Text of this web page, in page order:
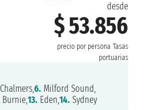
desde
$ 53.856
precio por persona Tasas
portuarias
6. Milford Sound,
Burnie,13. Eden,14. Sydney